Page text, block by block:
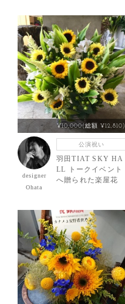
¥10,000(総額 ¥12,810)
designer
Ohata
公演祝い
羽田TIAT SKY HA
LL トークイベント
へ贈られた楽屋花